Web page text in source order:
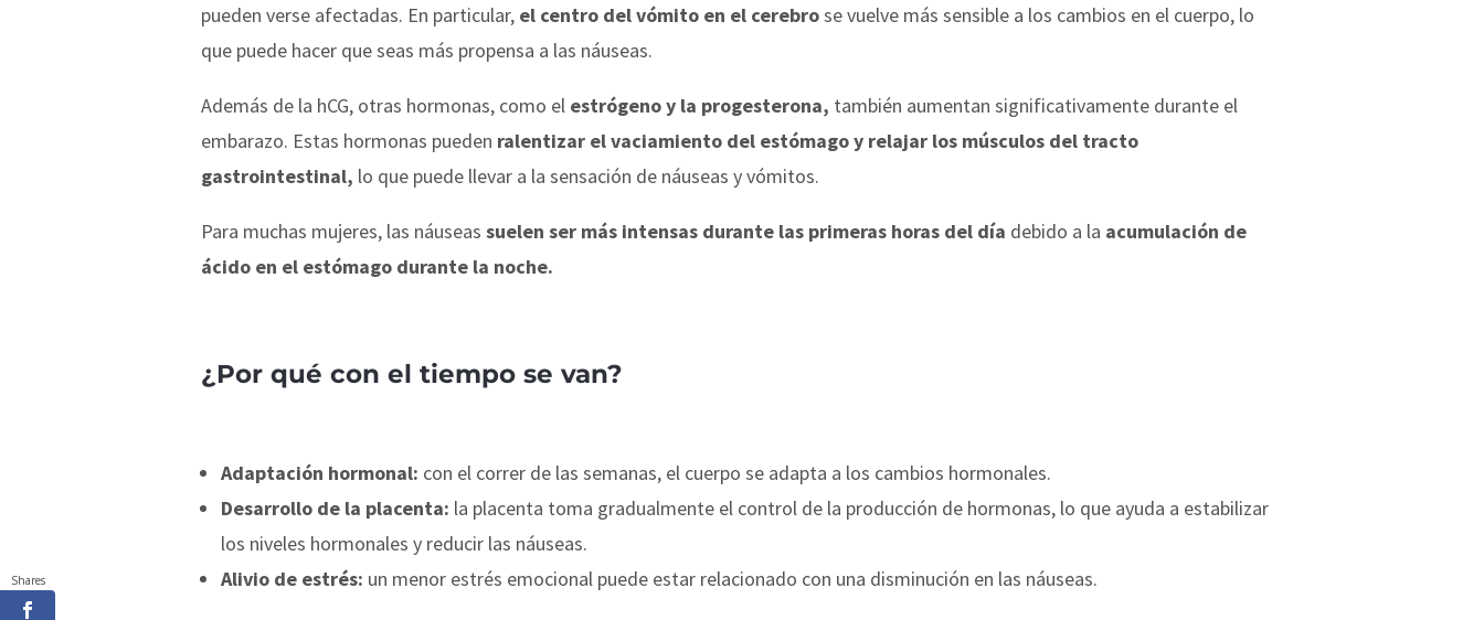
pueden verse afectadas. En particular, el centro del vómito en el cerebrose vuelve más sensible a los cambios en el cuerpo, lo
que puede hacer que seas más propensa a las náuseas.
Además de la hCG, otras hormonas, como el estrógeno y la progesterona, también aumentan significativamente durante el
embarazo. Estas hormonas pueden ralentizar el vaciamiento del estómago y relajar los músculos del tracto
gastrointestinal, lo que puede llevar a la sensación de náuseas y vómitos.
Para muchas mujeres, las náuseas suelen ser más intensas durante las primeras horas del día debido a la acumulación de
ácido en el estómago durante la noche.
¿Por qué con el tiempo se van?
Adaptación hormonal: con el correr de las semanas, el cuerpo se adapta a los cambios hormonales.
Desarrollo de la placenta: la placenta toma gradualmente el control de la producción de hormonas, lo que ayuda a estabilizar
los niveles hormonales y reducir las náuseas.
Alivio de estrés: un menor estrés emocional puede estar relacionado con una disminución en las náuseas.
Shares